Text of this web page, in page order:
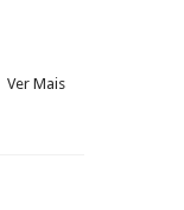
Ver Mais